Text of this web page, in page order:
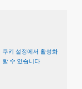
쿠키 설정에서 활성화
할 수 있습니다